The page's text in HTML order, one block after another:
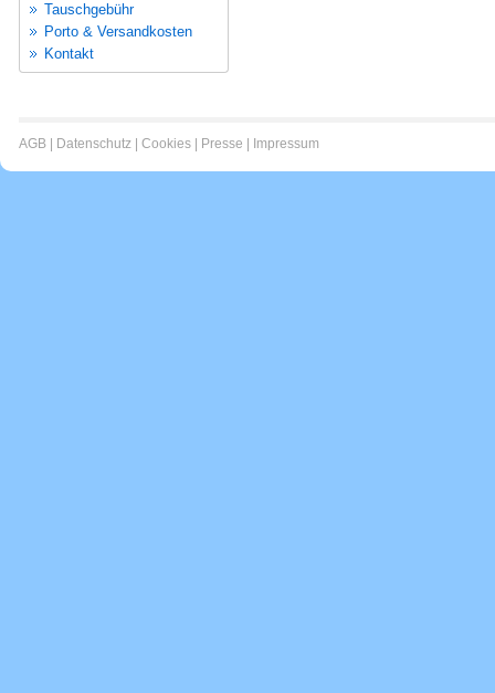
Tauschgebühr
Porto & Versandkosten
Kontakt
AGB Datenschutz Cookies Presse Impressum